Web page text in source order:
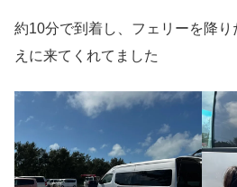
約10分で到着し、フェリーを降
えに来てくれてました